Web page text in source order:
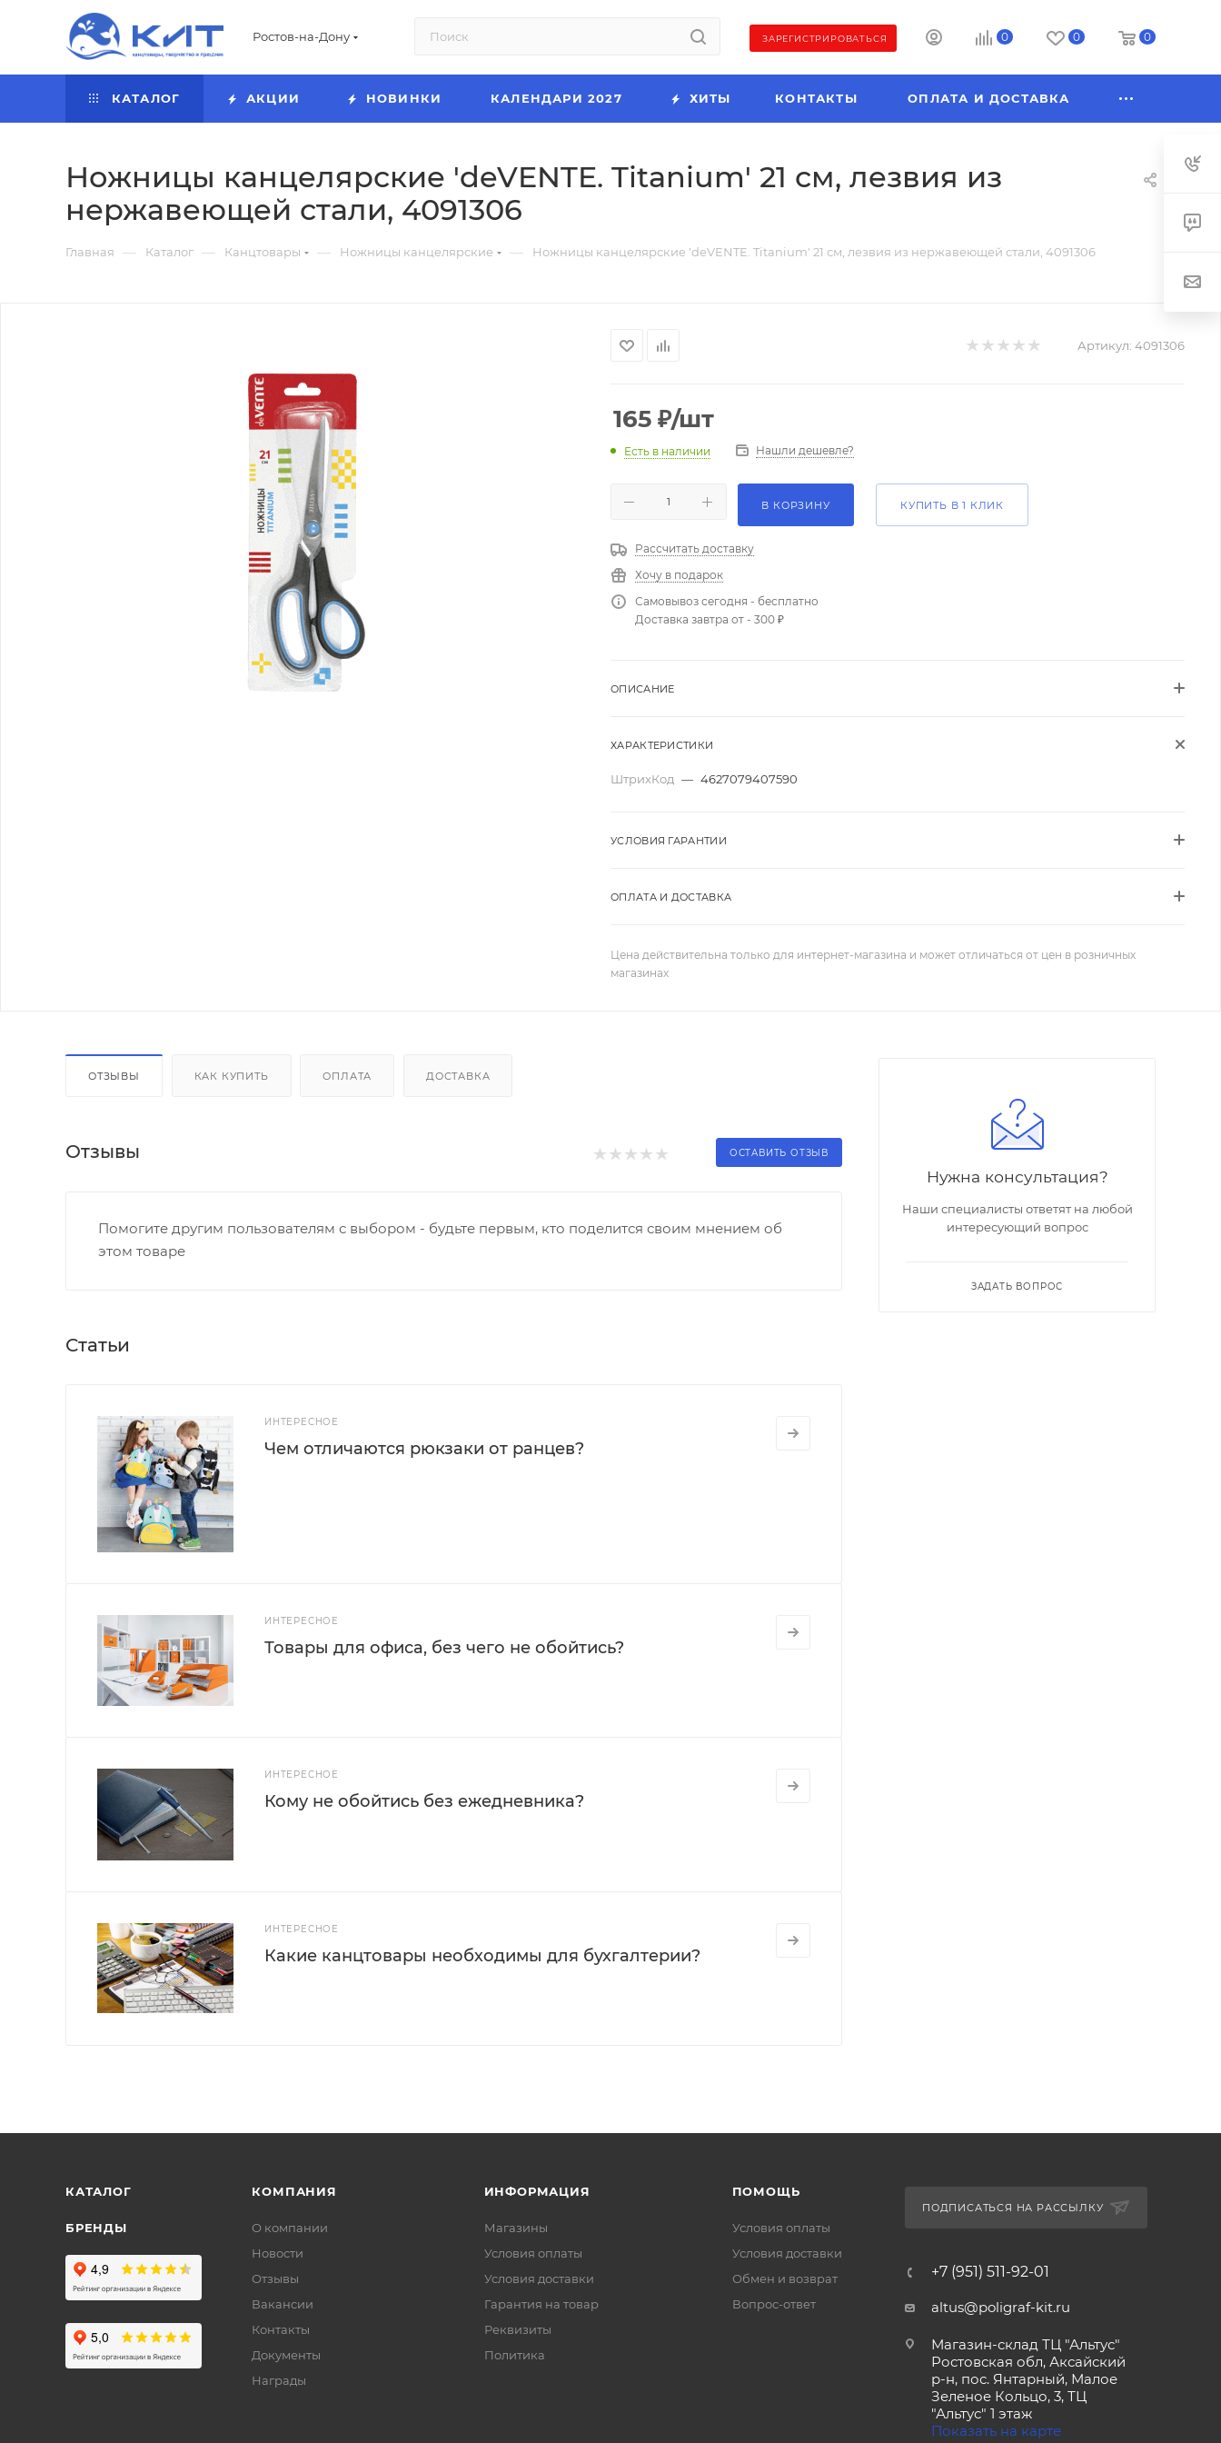
Ростов-на-Дону ЗАРЕГИСТРИРОВАТЬСЯ 0 0 0
КАТАЛОГ АКЦИИ НОВИНКИ КАЛЕНДАРИ 2027 ХИТЫ КОНТАКТЫ ОПЛАТА И ДОСТАВКА
Ножницы канцелярские 'deVENTE. Titanium' 21 см, лезвия из
нержавеющей стали, 4091306
Главная — Каталог — Канцтовары — Ножницы канцелярские — Ножницы канцелярские 'deVENTE. Titanium' 21 см, лезвия из нержавеющей стали, 4091306
Артикул: 4091306
165 ₽/шт
Есть в наличии Нашли дешевле?
В КОРЗИНУ КУПИТЬ В 1 КЛИК
Рассчитать доставку
Хочу в подарок
Самовывоз сегодня - бесплатно
Доставка завтра от - 300 ₽
ОПИСАНИЕ
ХАРАКТЕРИСТИКИ
ШтрихКод — 4627079407590
УСЛОВИЯ ГАРАНТИИ
ОПЛАТА И ДОСТАВКА
Цена действительна только для интернет-магазина и может отличаться от цен в розничных
магазинах
ОТЗЫВЫ КАК КУПИТЬ ОПЛАТА ДОСТАВКА
Отзывы ОСТАВИТЬ ОТЗЫВ
Помогите другим пользователям с выбором - будьте первым, кто поделится своим мнением об
этом товаре
Статьи
ИНТЕРЕСНОЕ
Чем отличаются рюкзаки от ранцев?
ИНТЕРЕСНОЕ
Товары для офиса, без чего не обойтись?
ИНТЕРЕСНОЕ
Кому не обойтись без ежедневника?
ИНТЕРЕСНОЕ
Какие канцтовары необходимы для бухгалтерии?
Нужна консультация?
Наши специалисты ответят на любой
интересующий вопрос
ЗАДАТЬ ВОПРОС
КАТАЛОГ
БРЕНДЫ
КОМПАНИЯ
О компании
Новости
Отзывы
Вакансии
Контакты
Документы
Награды
ИНФОРМАЦИЯ
Магазины
Условия оплаты
Условия доставки
Гарантия на товар
Реквизиты
Политика
ПОМОЩЬ
Условия оплаты
Условия доставки
Обмен и возврат
Вопрос-ответ
ПОДПИСАТЬСЯ НА РАССЫЛКУ
+7 (951) 511-92-01
altus@poligraf-kit.ru
Магазин-склад ТЦ "Альтус"
Ростовская обл, Аксайский
р-н, пос. Янтарный, Малое
Зеленое Кольцо, 3, ТЦ
"Альтус" 1 этаж
Показать на карте